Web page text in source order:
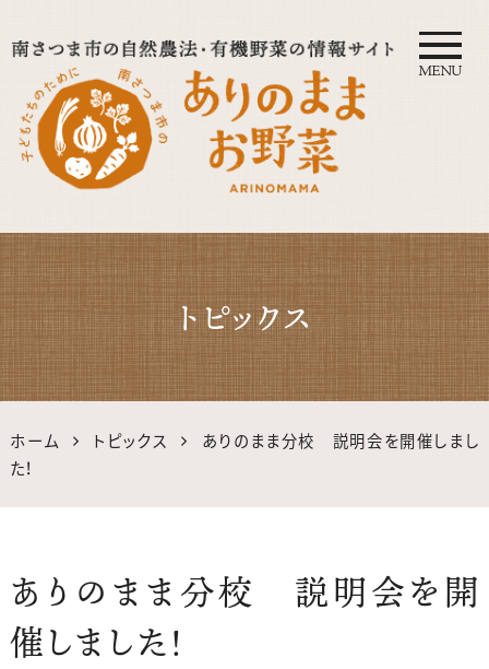
自然農法・オーガニック南さつ
ま公式サイト｜鹿児島の有機・
無農薬野菜
MENU
トピックス
ホーム トピックス
ありのまま分校 説明会を開催しまし
た！
ありのまま分校 説明会を開
催しました！